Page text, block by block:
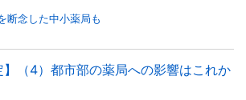
断念した中小薬局も
】（4）都市部の薬局への影響はこれか